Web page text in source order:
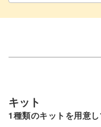
キット
1種類のキットを用意し